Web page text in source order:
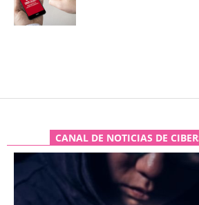
CANAL DE NOTICIAS DE